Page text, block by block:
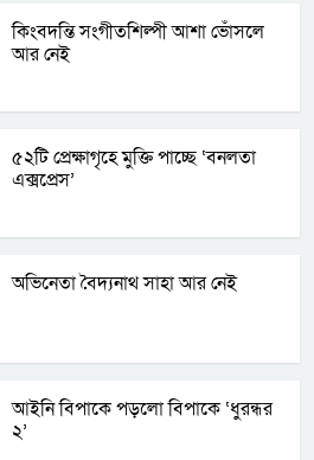
কিংবদন্তি সংগীতশিল্পী আশা ভোঁসলে
আর নেই
৫২টি প্রেক্ষাগৃহে মুক্তি পাচ্ছে ‘বনলতা
এক্সপ্রেস’
অভিনেতা বৈদ্যনাথ সাহা আর নেই
আইনি বিপাকে পড়লো বিপাকে ‘ধুরন্ধর
২’